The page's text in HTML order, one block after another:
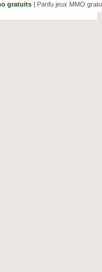
gratuits | Panfu jeux MMO